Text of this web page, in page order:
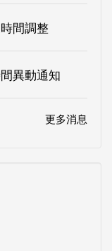
間調整
異動通知
更多消息